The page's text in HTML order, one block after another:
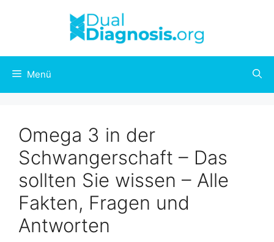
Menü
Omega 3 in der
Schwangerschaft – Das
sollten Sie wissen – Alle
Fakten, Fragen und
Antworten